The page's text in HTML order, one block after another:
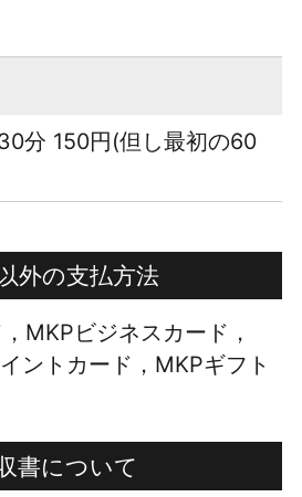
分 150円(但し最初の60
外の支払方法
MKPビジネスカード，
ントカード，MKPギフト
書について